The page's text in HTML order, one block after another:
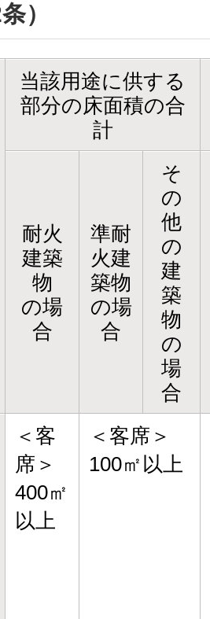
）
当該用途に供する
部分の床面積の合
計
耐火
建築
物
の場
合
準耐
火建
築物
の場
合
そ
の
他
の
建
築
物
の
場
合
＜客
席＞
400㎡
以上
＜客席＞
100㎡以上